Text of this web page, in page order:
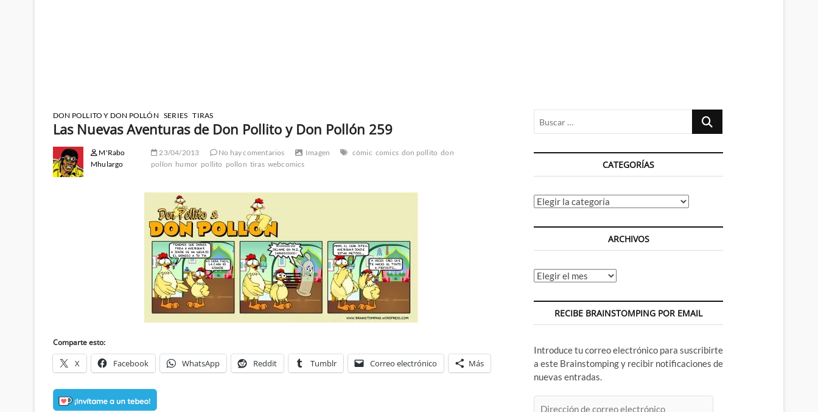
DON POLLITO Y DON POLLÓN SERIES TIRAS
Las Nuevas Aventuras de Don Pollito y Don Pollón 259
M'Rabo
Mhulargo
23/04/2013 No hay comentarios Imagen cómic comics don pollito don
pollon humor pollito pollon tiras webcomics
Comparte esto:
X Facebook WhatsApp Reddit Tumblr Correo electrónico Más
Buscar
CATEGORÍAS
Categorías
ARCHIVOS
Archivos
RECIBE BRAINSTOMPING POR EMAIL
Introduce tu correo electrónico para suscribirte
a este Brainstomping y recibir notificaciones de
nuevas entradas.